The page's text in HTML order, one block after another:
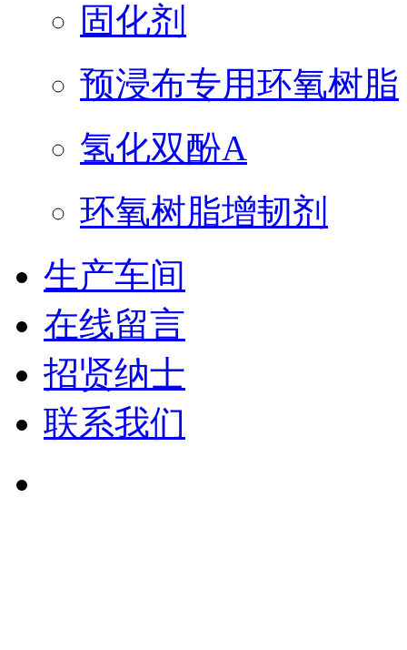
固化剂
预浸布专用环氧树脂
氢化双酚A
环氧树脂增韧剂
生产车间
在线留言
招贤纳士
联系我们